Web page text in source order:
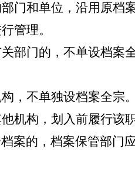
门和单位，沿用原档案
管理。
部门的，不单设档案
，不单独设档案全宗。
机构，划入前履行该
案的，档案保管部门